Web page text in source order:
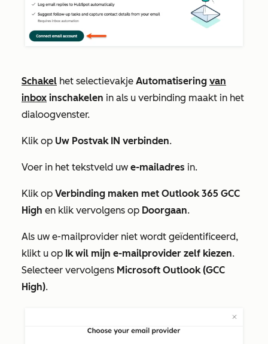
Schakel het selectievakje Automatisering van
inbox inschakelen in als u verbinding maakt in het
dialoogvenster.
Klik op Uw Postvak IN verbinden.
Voer in het tekstveld uw e-mailadres in.
Klik op Verbinding maken met Outlook 365 GCC
High en klik vervolgens op Doorgaan.
Als uw e-mailprovider niet wordt geïdentificeerd,
klikt u op Ik wil mijn e-mailprovider zelf kiezen.
Selecteer vervolgens Microsoft Outlook (GCC
High).